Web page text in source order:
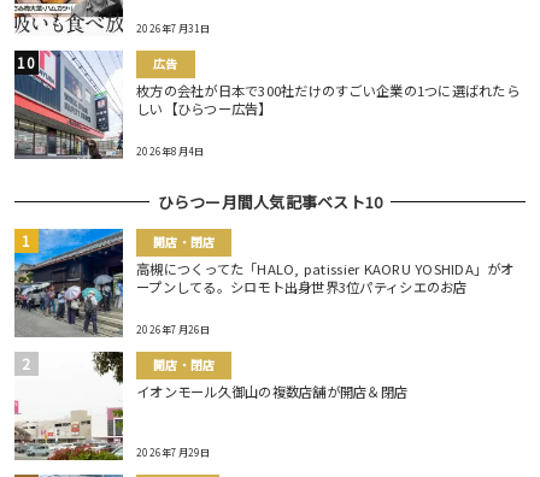
2026年7月31日
広告
枚方の会社が日本で300社だけのすごい企業の1つに選ばれたら
しい【ひらつー広告】
2026年8月4日
ひらつー月間人気記事ベスト10
開店・閉店
高槻につくってた「HALO, patissier KAORU YOSHIDA」がオ
ープンしてる。シロモト出身世界3位パティシエのお店
2026年7月26日
開店・閉店
イオンモール久御山の複数店舗が開店＆閉店
2026年7月29日